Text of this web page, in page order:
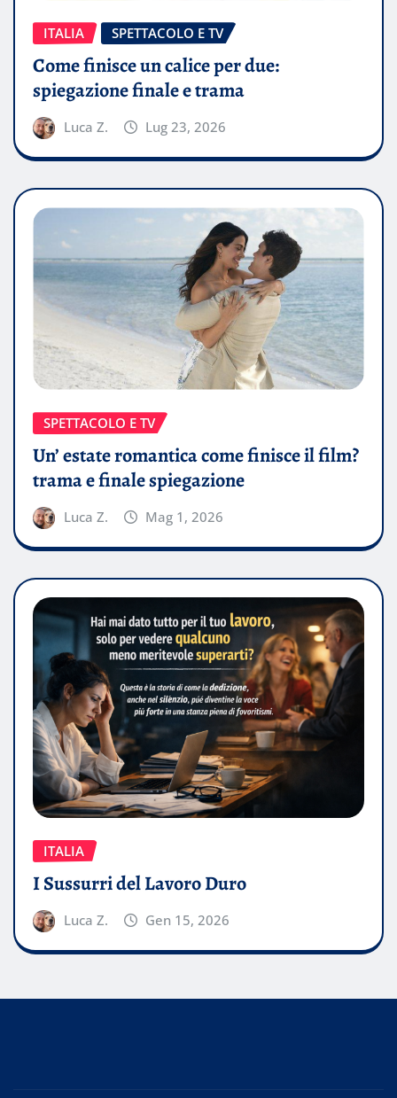
ITALIA SPETTACOLO E TV
Come finisce un calice per due:
spiegazione finale e trama
Luca Z. Lug 23, 2026
SPETTACOLO E TV
Un’ estate romantica come finisce il film?
trama e finale spiegazione
Luca Z. Mag 1, 2026
ITALIA
I Sussurri del Lavoro Duro
Luca Z. Gen 15, 2026